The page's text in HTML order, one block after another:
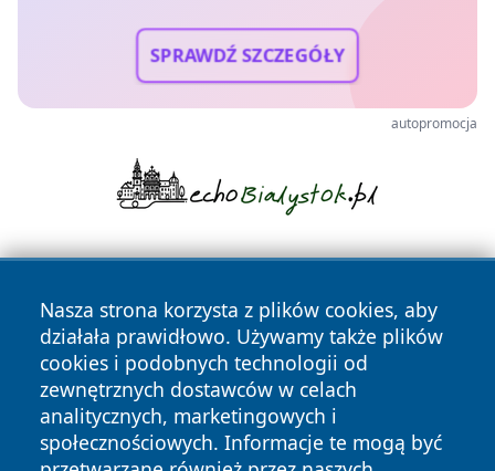
SPRAWDŹ SZCZEGÓŁY
autopromocja
Nasza strona korzysta z plików cookies, aby
działała prawidłowo. Używamy także plików
cookies i podobnych technologii od
zewnętrznych dostawców w celach
analitycznych, marketingowych i
społecznościowych. Informacje te mogą być
Copyright © 2026 faktykrakowa.pl Wszystkie prawa
zastrzeżone.